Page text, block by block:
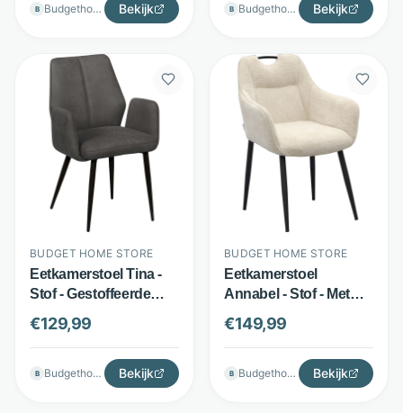
B Budgethomestore Bekijk B Budgethomestore Bekijk
BUDGET HOME STORE
Eetkamerstoel Tina -
Stof - Gestoffeerde
armleuningen -
Diverse kleuren -
Budget Home Store
€129,99
B Budgethomestore Bekijk
BUDGET HOME STORE
Eetkamerstoel
Annabel - Stof - Met
armleuningen en
handgreep - Beige -
Budget Home Store
€149,99
B Budgethomestore Bekijk